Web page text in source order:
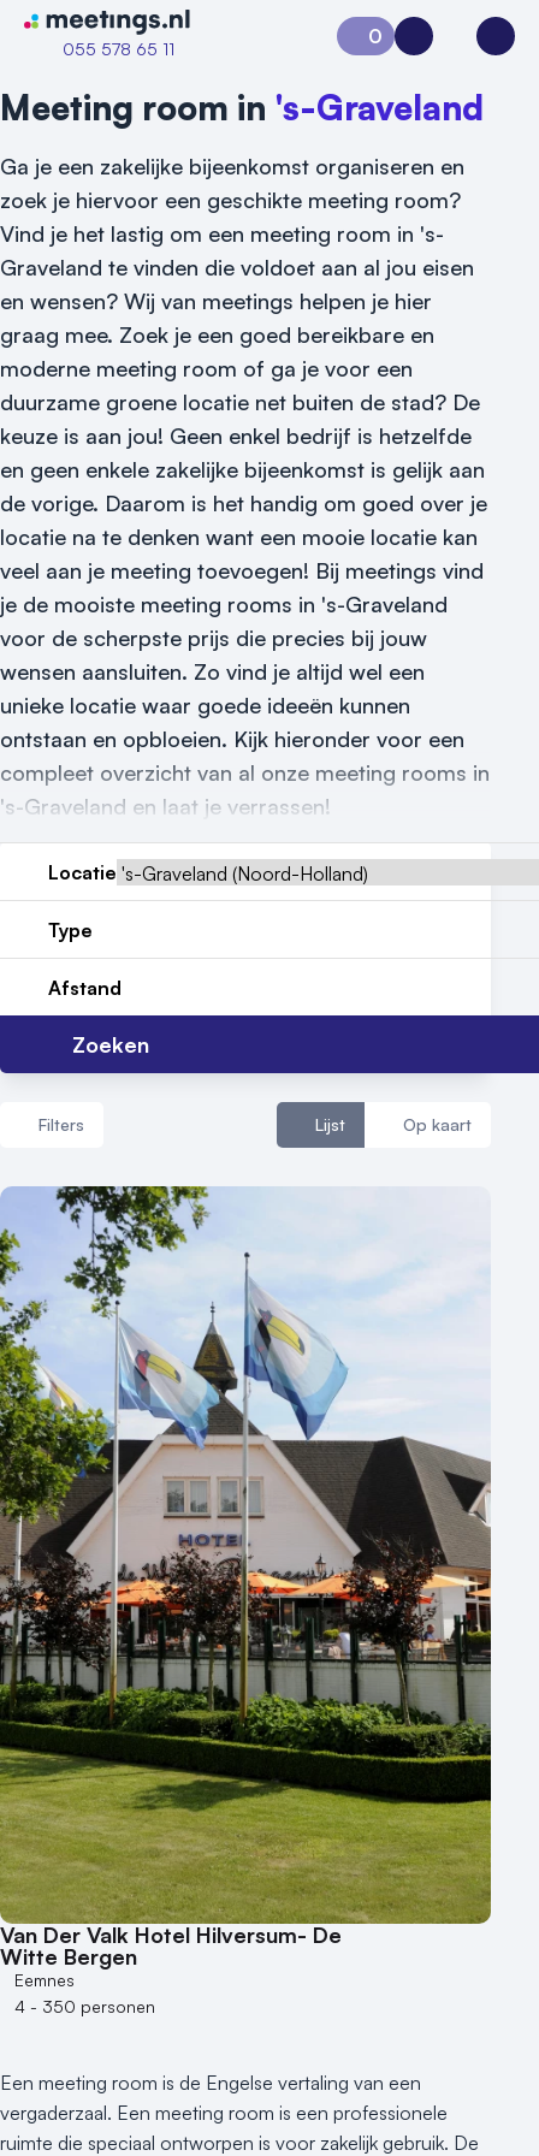
Naar home van Meetings
055 578 65 11
Vraag locatie aan
Locatiegids
Meld locatie aan
Nieuws
Reviews (5⭐️)
Contact
0
Aanvraag 0Inloggen
Meeting room in 's-Graveland
Ga je een zakelijke bijeenkomst organiseren en
zoek je hiervoor een geschikte meeting room?
Vind je het lastig om een meeting room in 's-
Graveland te vinden die voldoet aan al jou eisen
en wensen? Wij van meetings helpen je hier
graag mee. Zoek je een goed bereikbare en
moderne meeting room of ga je voor een
duurzame groene locatie net buiten de stad? De
keuze is aan jou! Geen enkel bedrijf is hetzelfde
en geen enkele zakelijke bijeenkomst is gelijk aan
de vorige. Daarom is het handig om goed over je
locatie na te denken want een mooie locatie kan
veel aan je meeting toevoegen! Bij meetings vind
je de mooiste meeting rooms in 's-Graveland
voor de scherpste prijs die precies bij jouw
wensen aansluiten. Zo vind je altijd wel een
unieke locatie waar goede ideeën kunnen
ontstaan en opbloeien. Kijk hieronder voor een
compleet overzicht van al onze meeting rooms in
's-Graveland en laat je verrassen!
Locatie
Type
Afstand
Zoeken
Filters Lijst Op kaart
Aantal zalen
1 - 5 zalen
6 - 10 zalen
10 of meer zalen
Aantal personen
1 - 50 personen
50 - 100 personen
100 - 250 personen
250 - 500 personen
500+ personen
Bijzondere locaties
Buitenlocatie
Duurzame locatie
Groene locatie
Heisessie
Hotel
Hybride events
Industriële locatie
Kasteel en landgoed
Kleine / intieme locatie
Locaties aan zee
Museum
Theater
Varende locatie
Van Der Valk Hotel Hilversum- De
Witte Bergen
Eemnes
4 - 350 personen
Een meeting room is de Engelse vertaling van een
vergaderzaal. Een meeting room is een professionele
ruimte die speciaal ontworpen is voor zakelijk gebruik. De